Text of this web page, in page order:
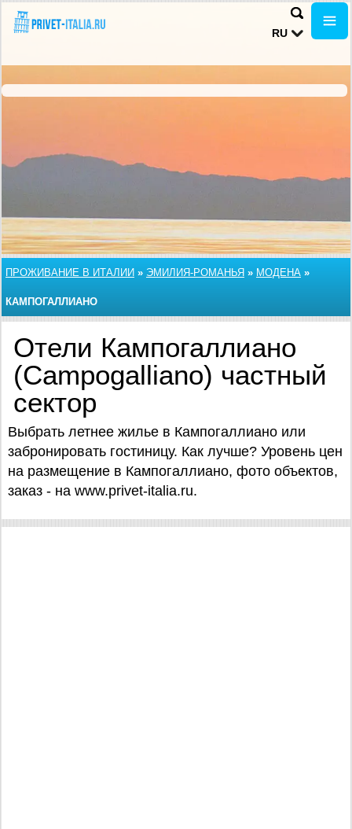
RU
ПРОЖИВАНИЕ В ИТАЛИИ » ЭМИЛИЯ-РОМАНЬЯ » МОДЕНА »
КАМПОГАЛЛИАНО
Отели Кампогаллиано
(Campogalliano) частный
сектор
Выбрать летнее жилье в Кампогаллиано или
забронировать гостиницу. Как лучше? Уровень цен
на размещение в Кампогаллиано, фото объектов,
заказ - на www.privet-italia.ru.